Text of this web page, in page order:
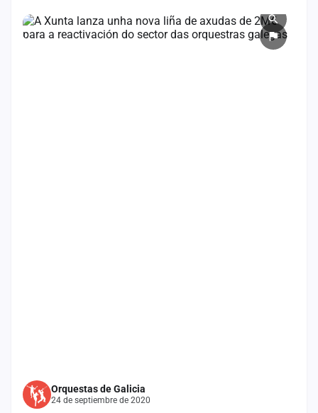
Orquestas de Galicia
24 de septiembre de 2020
Noticias
Iniciar
sesión